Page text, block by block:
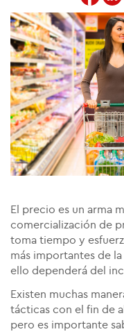
El precio es un arma
comercialización de
toma tiempo y
más importantes de
ello dependerá del
Existen muchas
tácticas con el fin de
pero es importante